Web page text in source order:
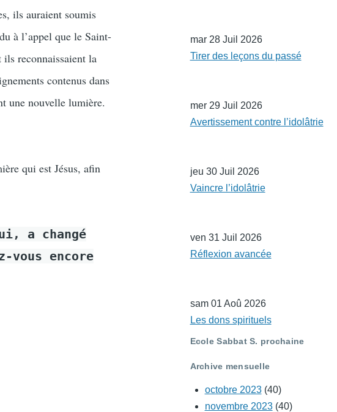
ils auraient soumis
à l’appel que le Saint-
reconnaissaient la
contenus dans
une nouvelle lumière.
qui est Jésus, afin
a changé
vous encore
mar 28 Juil 2026
Tirer des leçons du passé
mer 29 Juil 2026
Avertissement contre l’idolâtrie
jeu 30 Juil 2026
Vaincre l’idolâtrie
ven 31 Juil 2026
Réflexion avancée
sam 01 Aoû 2026
Les dons spirituels
Ecole Sabbat S. prochaine
Archive mensuelle
octobre 2023(40)
novembre 2023(40)